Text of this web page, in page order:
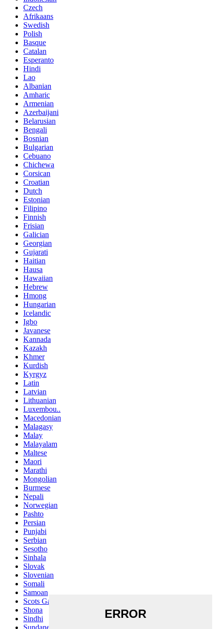
Czech
Afrikaans
Swedish
Polish
Basque
Catalan
Esperanto
Hindi
Lao
Albanian
Amharic
Armenian
Azerbaijani
Belarusian
Bengali
Bosnian
Bulgarian
Cebuano
Chichewa
Corsican
Croatian
Dutch
Estonian
Filipino
Finnish
Frisian
Galician
Georgian
Gujarati
Haitian
Hausa
Hawaiian
Hebrew
Hmong
Hungarian
Icelandic
Igbo
Javanese
Kannada
Kazakh
Khmer
Kurdish
Kyrgyz
Latin
Latvian
Lithuanian
Luxembou..
Macedonian
Malagasy
Malay
Malayalam
Maltese
Maori
Marathi
Mongolian
Burmese
Nepali
Norwegian
Pashto
Persian
Punjabi
Serbian
Sesotho
Sinhala
Slovak
Slovenian
Somali
Samoan
Scots Gaelic
Shona
Sindhi
Sundanese